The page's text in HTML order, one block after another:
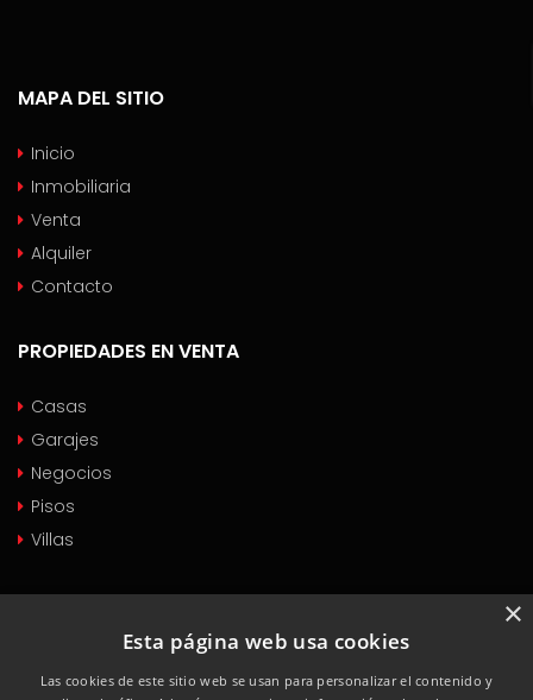
MAPA DEL SITIO
Inicio
Inmobiliaria
Venta
Alquiler
Contacto
PROPIEDADES EN VENTA
Casas
Garajes
Negocios
Pisos
Villas
Garajes
Esta página web usa cookies
Las cookies de este sitio web se usan para personalizar el contenido y
×